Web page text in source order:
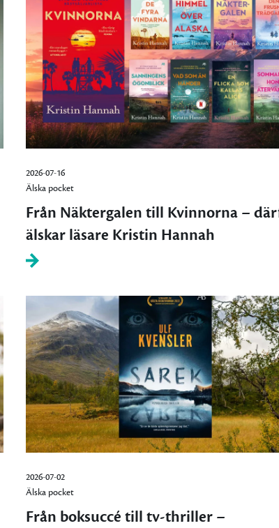
2026-07-16
Älska pocket
Från Näktergalen till Kvinnorna –
älskar läsare Kristin Hannah
2026-07-02
Älska pocket
Från boksuccé till tv-thriller –